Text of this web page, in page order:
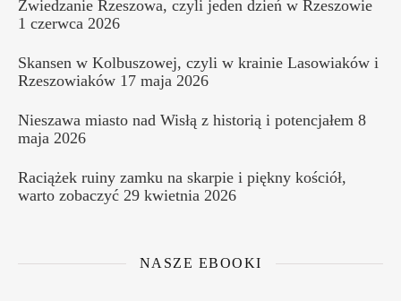
Zwiedzanie Rzeszowa, czyli jeden dzień w Rzeszowie
1 czerwca 2026
Skansen w Kolbuszowej, czyli w krainie Lasowiaków i
Rzeszowiaków 17 maja 2026
Nieszawa miasto nad Wisłą z historią i potencjałem 8
maja 2026
Raciążek ruiny zamku na skarpie i piękny kościół,
warto zobaczyć 29 kwietnia 2026
NASZE EBOOKI